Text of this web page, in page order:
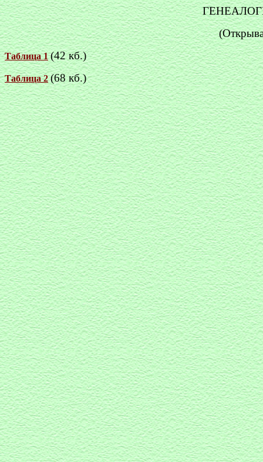
Таблица 1 (42 кб.)
Таблица 2 (68 кб.)